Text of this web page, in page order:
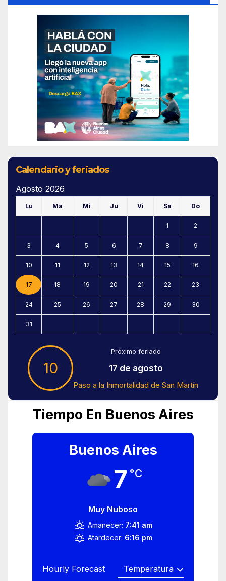
Calendario y feriados
Agosto 2026
Lu Ma Mi Ju Vi Sa Do
1 2
3 4 5 6 7 8 9
10 11 12 13 14 15 16
17 18 19 20 21 22 23
24 25 26 27 28 29 30
31
10
Próximo feriado
17 de agosto
Paso a la Inmortalidad de San Martín
Tiempo En Buenos Aires
Buenos Aires
7 °C
Muy Nuboso
Amanecer: 7:41 am
Atardecer: 6:16 pm
Hourly Forecast